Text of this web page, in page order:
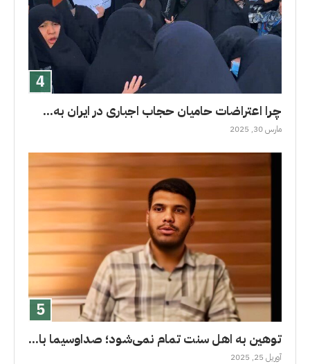
چرا اعتراضات حامیان حجاب اجباری در ایران به...
مارس 30, 2025
توهین به اهل سنت تمام نمی‌شود؛ صداوسیما با...
آوریل 25, 2025